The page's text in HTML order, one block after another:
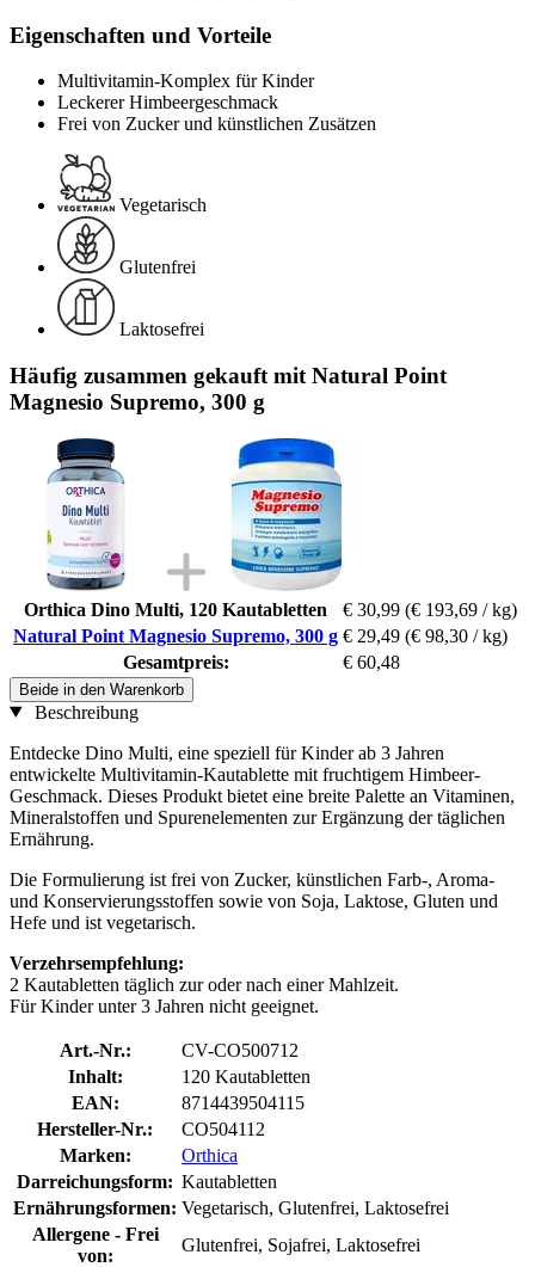
Eigenschaften und Vorteile
Multivitamin-Komplex für Kinder
Leckerer Himbeergeschmack
Frei von Zucker und künstlichen Zusätzen
Vegetarisch
Glutenfrei
Laktosefrei
Häufig zusammen gekauft mit Natural Point
Magnesio Supremo, 300 g
Orthica Dino Multi, 120 Kautabletten € 30,99 (€ 193,69 / kg)
Natural Point Magnesio Supremo, 300 g € 29,49 (€ 98,30 / kg)
Gesamtpreis:
€ 60,48
Beide in den Warenkorb
Beschreibung
Entdecke Dino Multi, eine speziell für Kinder ab 3 Jahren
entwickelte Multivitamin-Kautablette mit fruchtigem Himbeer-
Geschmack. Dieses Produkt bietet eine breite Palette an Vitaminen,
Mineralstoffen und Spurenelementen zur Ergänzung der täglichen
Ernährung.
Die Formulierung ist frei von Zucker, künstlichen Farb-, Aroma-
und Konservierungsstoffen sowie von Soja, Laktose, Gluten und
Hefe und ist vegetarisch.
Verzehrsempfehlung:
2 Kautabletten täglich zur oder nach einer Mahlzeit.
Für Kinder unter 3 Jahren nicht geeignet.
Art.-Nr.:
CV-CO500712
Inhalt:
120 Kautabletten
EAN:
8714439504115
Hersteller-Nr.:
CO504112
Marken:
Orthica
Darreichungsform: Kautabletten
Ernährungsformen: Vegetarisch, Glutenfrei, Laktosefrei
Allergene - Frei
von:
Glutenfrei, Sojafrei, Laktosefrei